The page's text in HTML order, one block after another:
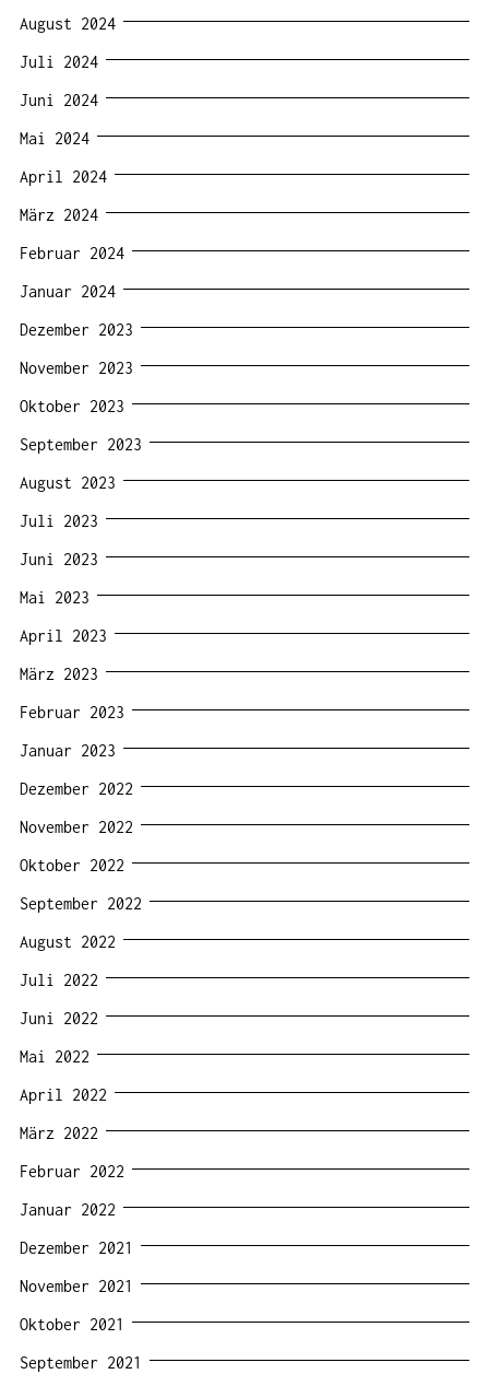
August 2024
Juli 2024
Juni 2024
Mai 2024
April 2024
März 2024
Februar 2024
Januar 2024
Dezember 2023
November 2023
Oktober 2023
September 2023
August 2023
Juli 2023
Juni 2023
Mai 2023
April 2023
März 2023
Februar 2023
Januar 2023
Dezember 2022
November 2022
Oktober 2022
September 2022
August 2022
Juli 2022
Juni 2022
Mai 2022
April 2022
März 2022
Februar 2022
Januar 2022
Dezember 2021
November 2021
Oktober 2021
September 2021